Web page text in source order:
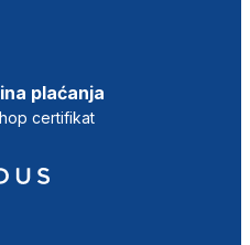
plaćanja
certifikat